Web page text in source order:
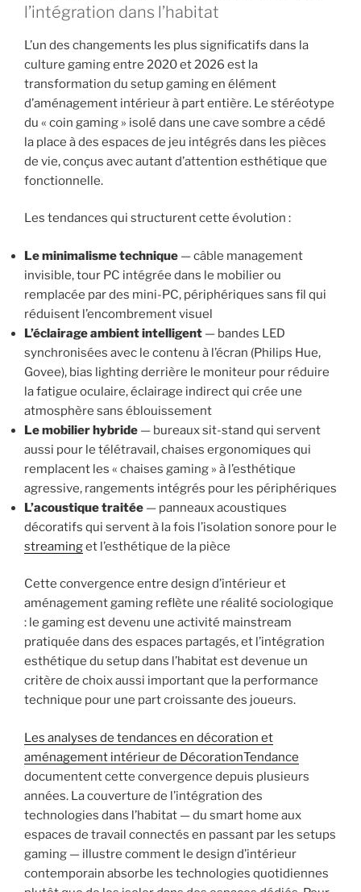
l’intégration dans l’habitat
L’un des changements les plus significatifs dans la
culture gaming entre 2020 et 2026 est la
transformation du setup gaming en élément
d’aménagement intérieur à part entière. Le stéréotype
du « coin gaming » isolé dans une cave sombre a cédé
la place à des espaces de jeu intégrés dans les pièces
de vie, conçus avec autant d’attention esthétique que
fonctionnelle.
Les tendances qui structurent cette évolution :
Le minimalisme technique — câble management
invisible, tour PC intégrée dans le mobilier ou
remplacée par des mini-PC, périphériques sans fil qui
réduisent l’encombrement visuel
L’éclairage ambient intelligent — bandes LED
synchronisées avec le contenu à l’écran (Philips Hue,
Govee), bias lighting derrière le moniteur pour réduire
la fatigue oculaire, éclairage indirect qui crée une
atmosphère sans éblouissement
Le mobilier hybride — bureaux sit-stand qui servent
aussi pour le télétravail, chaises ergonomiques qui
remplacent les « chaises gaming » à l’esthétique
agressive, rangements intégrés pour les périphériques
L’acoustique traitée — panneaux acoustiques
décoratifs qui servent à la fois l’isolation sonore pour le
streaminget l’esthétique de la pièce
Cette convergence entre design d’intérieur et
aménagement gaming reflète une réalité sociologique
: le gaming est devenu une activité mainstream
pratiquée dans des espaces partagés, et l’intégration
esthétique du setup dans l’habitat est devenue un
critère de choix aussi important que la performance
technique pour une part croissante des joueurs.
Les analyses de tendances en décoration et
aménagement intérieur de DécorationTendance
documentent cette convergence depuis plusieurs
années. La couverture de l’intégration des
technologies dans l’habitat — du smart home aux
espaces de travail connectés en passant par les setups
gaming — illustre comment le design d’intérieur
contemporain absorbe les technologies quotidiennes